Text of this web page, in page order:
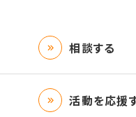
相談する
活動を応援